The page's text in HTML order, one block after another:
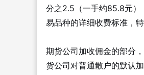
分之2.5（一手约85.8元）
易品种的详细收费标准，
期货公司加收佣金的部分
货公司对普通散户的默认